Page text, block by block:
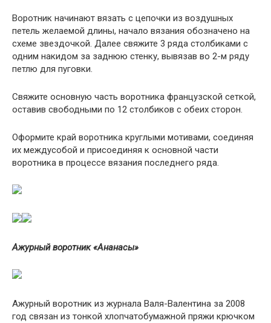
Воротник начинают вязать с цепочки из воздушных
петель желаемой длины, начало вязания обозначено на
схеме звездочкой. Далее свяжите 3 ряда столбиками с
одним накидом за заднюю стенку, вывязав во 2-м ряду
петлю для пуговки.
Свяжите основную часть воротника французской сеткой,
оставив свободными по 12 столбиков с обеих сторон.
Оформите край воротника круглыми мотивами, соединяя
их междусобой и присоединяя к основной части
воротника в процессе вязания последнего ряда.
Ажурный воротник «Ананасы»
Ажурный воротник из журнала Валя-Валентина за 2008
год связан из тонкой хлопчатобумажной пряжи крючком